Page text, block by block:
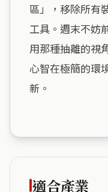
區」，移除所有
工具。週末不妨
用那種抽離的視
心智在極簡的環
新。
適合產業